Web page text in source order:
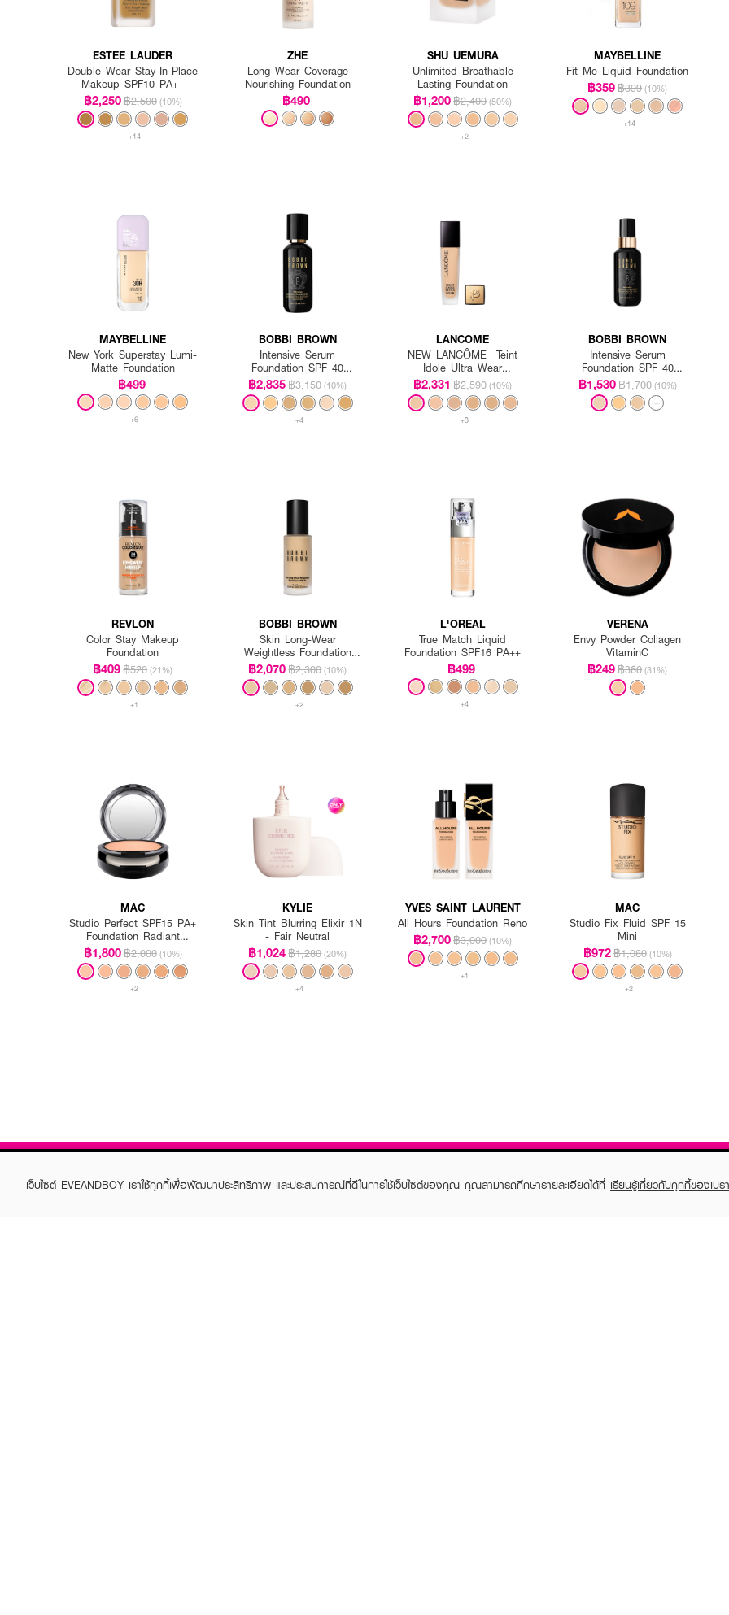
ESTEE LAUDER
Double Wear Stay-In-Place
Makeup SPF10 PA++
฿2,250฿2,500 (10%)
+14
ZHE
Long Wear Coverage
Nourishing Foundation
฿490
SHU UEMURA
Unlimited Breathable
Lasting Foundation
฿1,200฿2,400 (50%)
+2
MAYBELLINE
Fit Me Liquid Foundation
฿359฿399 (10%)
+14
MAYBELLINE
New York Superstay Lumi-
Matte Foundation
฿499
+6
BOBBI BROWN
Intensive Serum
Foundation SPF 40
PA++++
฿2,835฿3,150 (10%)
+4
LANCOME
NEW LANCÔME Teint
Idole Ultra Wear
Foundation SPF35
฿2,331 ฿2,590 (10%)
+3
BOBBI BROWN
Intensive Serum
Foundation SPF 40
PA++++
฿1,530฿1,700 (10%)
REVLON
Color Stay Makeup
Foundation
฿409฿520 (21%)
+1
BOBBI BROWN
Skin Long-Wear
Weightless Foundation
SPF 15 PA++ - Warm
Ivory
฿2,070฿2,300 (10%)
+2
L'OREAL
True Match Liquid
Foundation SPF16 PA++
฿499
+4
VERENA
Envy Powder Collagen
VitaminC
฿249฿360 (31%)
MAC
Studio Perfect SPF15 PA+
Foundation Radiant
Intensified (Refill)
฿1,800฿2,000 (10%)
+2
KYLIE
Skin Tint Blurring Elixir 1N
- Fair Neutral
฿1,024฿1,280 (20%)
+4
YVES SAINT LAURENT
All Hours Foundation Reno
฿2,700฿3,000 (10%)
+1
MAC
Studio Fix Fluid SPF 15
Mini
฿972฿1,080 (10%)
+2
เว็บไซต์ EVEANDBOY เราใช้คุกกี้เพื่อพัฒนาประสิทธิภาพ และประสบการณ์ที่ดีในการใช้เว็บไซต์ของคุณ คุณสามารถศึกษารายละเอียดได้ที่ เรียนรู้เกี่ยวกับคุกกี้ของเบร